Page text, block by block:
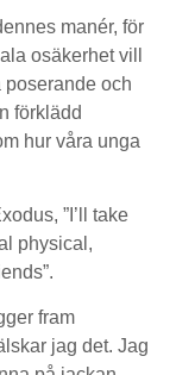
manér, för
osäkerhet vill
och
förklädd
hur våra unga
”I’ll take
physical,
fram
jag det. Jag